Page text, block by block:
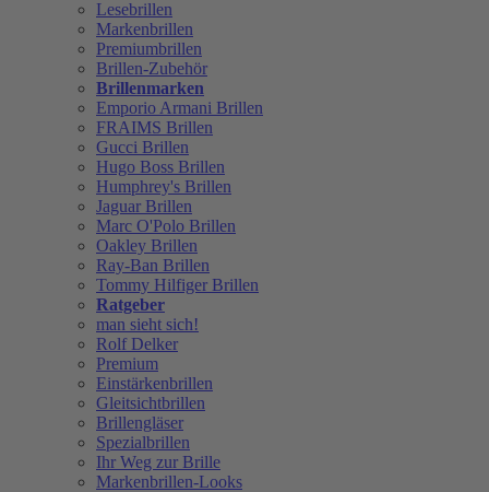
Lesebrillen
Markenbrillen
Premiumbrillen
Brillen-Zubehör
Brillenmarken
Emporio Armani Brillen
FRAIMS Brillen
Gucci Brillen
Hugo Boss Brillen
Humphrey's Brillen
Jaguar Brillen
Marc O'Polo Brillen
Oakley Brillen
Ray-Ban Brillen
Tommy Hilfiger Brillen
Ratgeber
man sieht sich!
Rolf Delker
Premium
Einstärkenbrillen
Gleitsichtbrillen
Brillengläser
Spezialbrillen
Ihr Weg zur Brille
Markenbrillen-Looks